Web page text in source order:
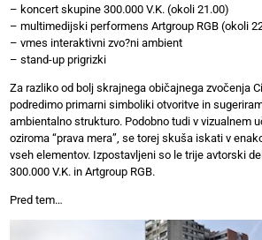
– koncert skupine 300.000 V.K. (okoli 21.00)
– multimedijski performens Artgroup RGB (okoli
– vmes interaktivni zvo?ni ambient
– stand-up prigrizki
Za razliko od bolj skrajnega običajnega zvočenja
podredimo primarni simboliki otvoritve in
ambientalno strukturo. Podobno tudi v vizualnem
oziroma “prava mera”, se torej skuša iskati v
vseh elementov. Izpostavljeni so le trije avtorski
300.000 V.K. in Artgroup RGB.
Pred tem…